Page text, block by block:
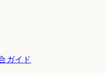
ガイド